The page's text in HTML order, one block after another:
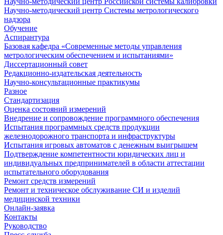
Научно-методический центр Системы метрологического
надзора
Обучение
Аспирантура
Базовая кафедра «Современные методы управления
метрологическим обеспечением и испытаниями»
Диссертационный совет
Редакционно-издательская деятельность
Научно-консультационные практикумы
Разное
Стандартизация
Оценка состояний измерений
Внедрение и сопровождение программного обеспечения
Испытания программных средств продукции
железнодорожного транспорта и инфраструктуры
Испытания игровых автоматов с денежным выигрышем
Подтверждение компетентности юридических лиц и
индивидуальных предпринимателей в области аттестации
испытательного оборудования
Ремонт средств измерений
Ремонт и техническое обслуживание СИ и изделий
медицинской техники
Онлайн-заявка
Контакты
Руководство